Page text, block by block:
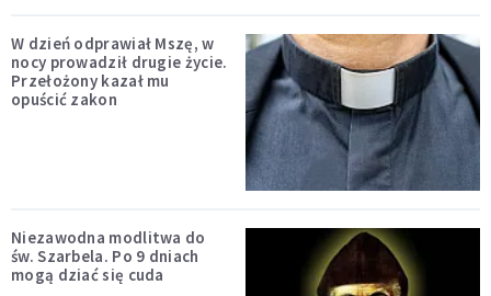
W dzień odprawiał Mszę, w
nocy prowadził drugie życie.
Przełożony kazał mu
opuścić zakon
Niezawodna modlitwa do
św. Szarbela. Po 9 dniach
mogą dziać się cuda